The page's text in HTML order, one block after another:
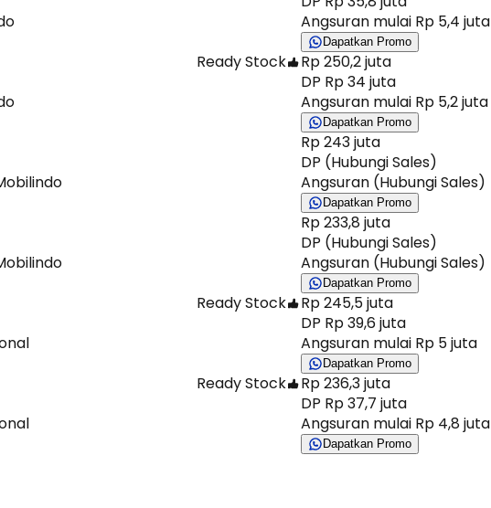
Angsuran mulai Rp 5,4 juta
Dapatkan Promo
Ready Stock
Rp 250,2 juta
DP Rp 34 juta
Angsuran mulai Rp 5,2 juta
Dapatkan Promo
Rp 243 juta
DP (Hubungi Sales)
Angsuran (Hubungi Sales)
Dapatkan Promo
Rp 233,8 juta
DP (Hubungi Sales)
Angsuran (Hubungi Sales)
Dapatkan Promo
Ready Stock
Rp 245,5 juta
DP Rp 39,6 juta
Angsuran mulai Rp 5 juta
Dapatkan Promo
Ready Stock
Rp 236,3 juta
DP Rp 37,7 juta
Angsuran mulai Rp 4,8 juta
Dapatkan Promo